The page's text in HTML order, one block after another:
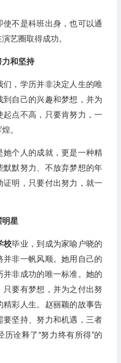
不是科班出身，也可以通
艺圈取得成功。
和坚持
们，学历并非决定人生的唯
自己的兴趣和梦想，并为
起点不高，只要肯努力，一
。
她个人的成就，更是一种精
默努力、不放弃梦想的年
明，只要付出努力，就一
明星
校毕业，到成为家喻户晓的
并非一帆风顺。她用自己的
并非成功的唯一标准。她的
要有梦想，并为之付出努
精彩人生。赵丽颖的故事告
坚持、努力和机遇，三者
诠释了“努力终有所得”的